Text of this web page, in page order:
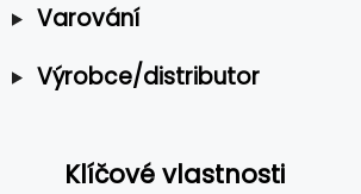
Varování
Výrobce/distributor
Klíčové vlastnosti